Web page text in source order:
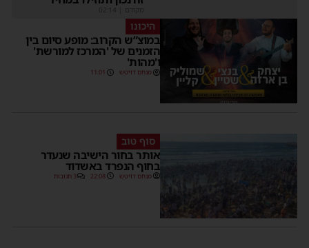
מקודם
היכונו
במוצ”ש הקרוב: מופע סיום בין
הזמנים של 'המרכז למורשת'
ו'מהות'
מנחם דויטש 11:01
סוף טוב
אותר בחור הישיבה שנעדר
בחוף הנפרד באשדוד
מנחם דויטש 22:08 3 תגובות